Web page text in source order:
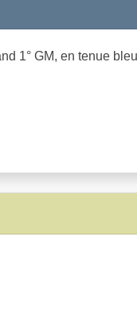
1° GM, en tenue